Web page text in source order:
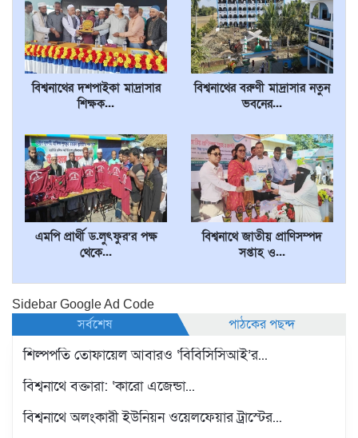
বিশ্বনাথের দশপাইকা মাদ্রাসার
শিক্ষক...
বিশ্বনাথের বরুণী মাদ্রাসার নতুন
ভবনের...
এমপি প্রার্থী ড.লুৎফুর’র পক্ষ
থেকে...
বিশ্বনাথে জাতীয় প্রাণিসম্পদ
সপ্তাহ ও...
Sidebar Google Ad Code
সর্বশেষ
পাঠকের পছন্দ
শিল্পপতি তোফায়েল আবারও ‘বিবিসিসিআই’র...
বিশ্বনাথে বক্তারা: ‘কারো এজেন্ডা...
বিশ্বনাথে অলংকারী ইউনিয়ন ওয়েলফেয়ার ট্রাস্টের...